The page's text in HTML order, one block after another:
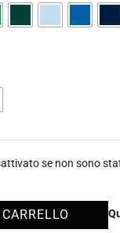
se non sono